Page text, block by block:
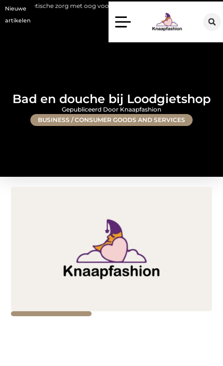
Nieuwe
artikelen
zorg met oog voor natuurlijke resultaten
Bad en douche bij Loodgietshop
BUSINESS / CONSUMER GOODS AND SERVICES
Gepubliceerd Door Knaapfashion